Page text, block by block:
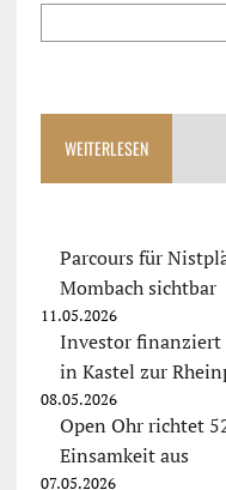
WEITERLESEN
Parcours für
Mombach sichtbar
11.05.2026
Investor finanziert
in Kastel zur
08.05.2026
Open Ohr richtet
Einsamkeit aus
07.05.2026